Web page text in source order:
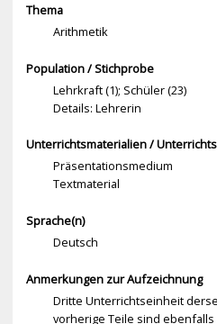
Thema
Arithmetik
Population / Stichprobe
Lehrkraft (1); Schüler (23)
Details: Lehrerin
Unterrichtsmaterialien /
Präsentationsmedium
Textmaterial
Sprache(n)
Deutsch
Anmerkungen zur Aufzeichnung
Dritte Unterrichtseinheit
vorherige Teile sind